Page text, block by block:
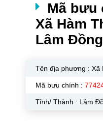
Mã bưu
Xã Hàm
Lâm Đồng
Tên địa phương : Xã
Mã bưu chính :
Tỉnh/ Thành : Lâm